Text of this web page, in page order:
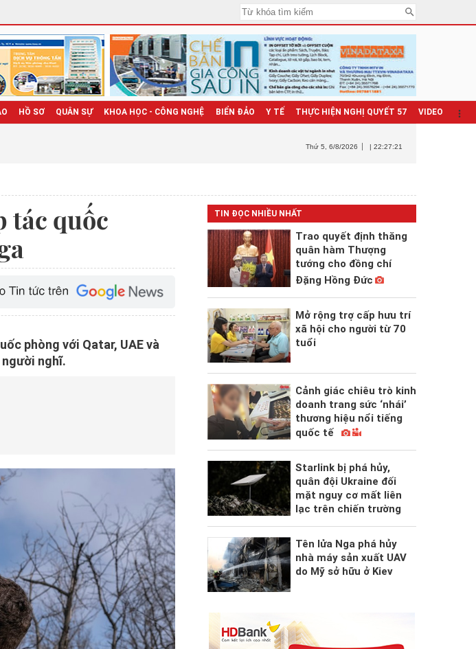
HỒ SƠ QUÂN SỰ KHOA HỌC - CÔNG NGHỆ BIỂN ĐẢO Y TẾ THỰC HIỆN NGHỊ QUYẾT 57 VIDEO
Thứ 5 , 6/8/2026 | 22:27:22
tác quốc
phòng với Qatar, UAE và
nghĩ.
TIN ĐỌC NHIỀU NHẤT
Trao quyết định thăng
quân hàm Thượng
tướng cho đồng chí
Đặng Hồng Đức
Mở rộng trợ cấp hưu trí
xã hội cho người từ 70
tuổi
Cảnh giác chiêu trò kinh
doanh trang sức ‘nhái’
thương hiệu nổi tiếng
quốc tế
Starlink bị phá hủy,
quân đội Ukraine đối
mặt nguy cơ mất liên
lạc trên chiến trường
Tên lửa Nga phá hủy
nhà máy sản xuất UAV
do Mỹ sở hữu ở Kiev